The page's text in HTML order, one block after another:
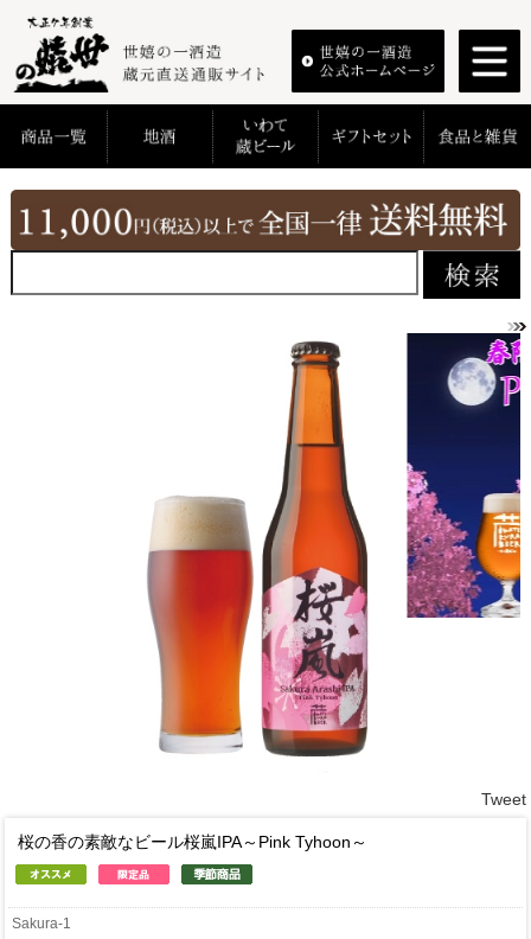
Tweet
桜の香の素敵なビール桜嵐IPA～Pink Tyhoon～
Sakura-1